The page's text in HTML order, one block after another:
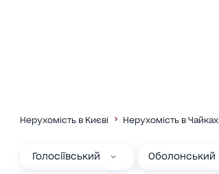
Нерухомість в Києві Нерухомість в Чайках
Голосіївський Оболонський